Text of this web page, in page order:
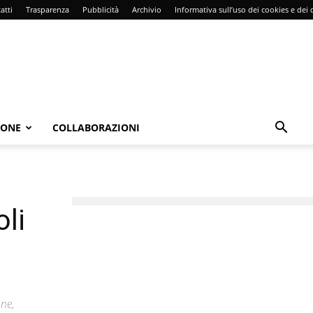
Trasparenza Pubblicità Archivio Informativa sull’uso dei cookies e dei
COLLABORAZIONI